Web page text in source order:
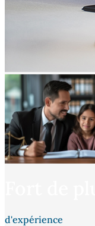
d'expérience